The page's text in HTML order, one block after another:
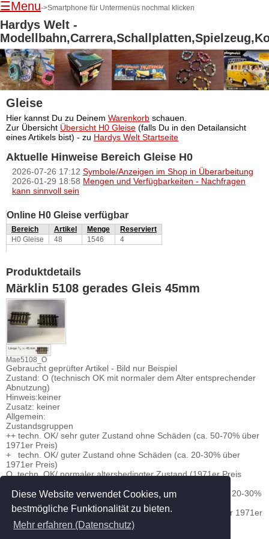
Diese Website verwendet Cookies, um
bestmögliche Funktionalität zu bieten.
Mehr erfahren (Datenschutz)
☰Menu->Smartphone für Untermenüs nochmal klicken
Hardys Welt -
Gleise
Hier kannst Du zu Deinem Warenkorb schauen.
Zur Übersicht Übersicht H0 Gleise (falls Du in den Detailansicht
eines Artikels bist) - zu Hardys Welt Startseite
Aktuelle Hinweise Bereich Gleise H0
2026-07-26 17:12 Symbole/Anzeigen im Shop in Überarbeitung
2026-01-29 18:58 Mengen und Verfügbarkeiten - Nachfragen
kann sinnvoll sein
Online H0 Gleise verfügbar
Bereich Artikel Menge
Reserviert
H0 Gleise
48 1546 4
Produktdetails
Märklin 5108 gerades Gleis 45mm
Mae5108_O
Gebraucht geprüfter Artikel - Bild nur Beispiel
Zustand: O (technisch OK mit normaler dem Alter entsprechender
Abnutzung)
Hinweis:keiner
Zusatz: keiner
Allgemein:
Zustandsgruppen
++ techn. OK/ sehr guter Zustand ohne Schäden (ca. 50-70% über
1971er Preis)
+ techn. OK/ guter Zustand ohne Schäden (ca. 20-30% über
1971er Preis)
O techn. OK/ normaler altersbedingter Zustand (1971er Preis
- techn. OK/ nicht so guter Zustand/kleinere Schäden (ca. 20-30%
unter 1971er Preis)
-- Defekt/Deko/Ersatzteillager/Bastelware (ca. 50-70% unter 1971er
Preis)
verfügbar:29 geprüfte Gebrauchtware
Navigation
überspringen